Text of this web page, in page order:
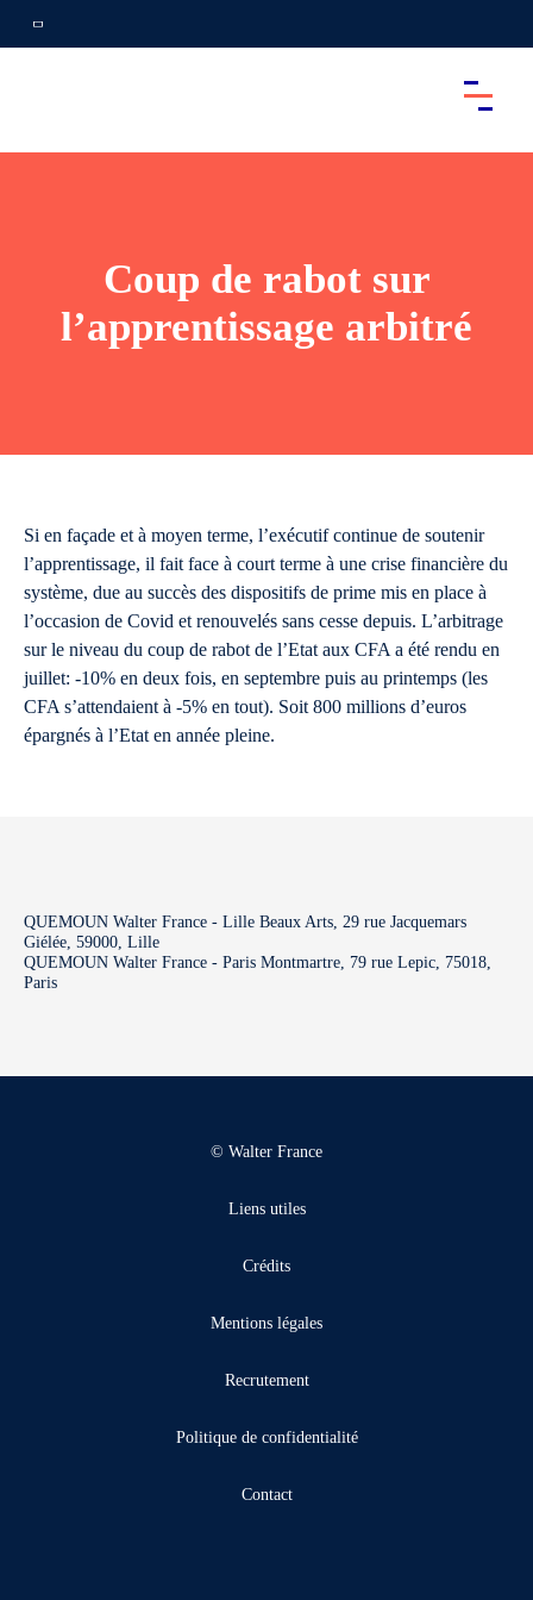
Coup de rabot sur
l’apprentissage arbitré
Si en façade et à moyen terme, l’exécutif continue de soutenir
l’apprentissage, il fait face à court terme à une crise financière du
système, due au succès des dispositifs de prime mis en place à
l’occasion de Covid et renouvelés sans cesse depuis. L’arbitrage
sur le niveau du coup de rabot de l’Etat aux CFA a été rendu en
juillet: -10% en deux fois, en septembre puis au printemps (les
CFA s’attendaient à -5% en tout). Soit 800 millions d’euros
épargnés à l’Etat en année pleine.
QUEMOUN Walter France - Lille Beaux Arts, 29 rue Jacquemars
Giélée, 59000, Lille
QUEMOUN Walter France - Paris Montmartre, 79 rue Lepic, 75018,
Paris
© Walter France
Liens utiles
Crédits
Mentions légales
Recrutement
Politique de confidentialité
Contact